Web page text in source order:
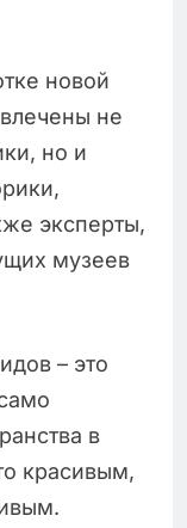
новой
не
но и
эксперты,
музеев
– это
в
красивым,